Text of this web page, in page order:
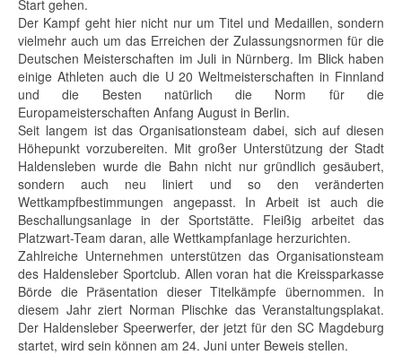
Start gehen.
Der Kampf geht hier nicht nur um Titel und Medaillen, sondern
vielmehr auch um das Erreichen der Zulassungsnormen für die
Deutschen Meisterschaften im Juli in Nürnberg. Im Blick haben
einige Athleten auch die U 20 Weltmeisterschaften in Finnland
und die Besten natürlich die Norm für die
Europameisterschaften Anfang August in Berlin.
Seit langem ist das Organisationsteam dabei, sich auf diesen
Höhepunkt vorzubereiten. Mit großer Unterstützung der Stadt
Haldensleben wurde die Bahn nicht nur gründlich gesäubert,
sondern auch neu liniert und so den veränderten
Wettkampfbestimmungen angepasst. In Arbeit ist auch die
Beschallungsanlage in der Sportstätte. Fleißig arbeitet das
Platzwart-Team daran, alle Wettkampfanlage herzurichten.
Zahlreiche Unternehmen unterstützen das Organisationsteam
des Haldensleber Sportclub. Allen voran hat die Kreissparkasse
Börde die Präsentation dieser Titelkämpfe übernommen. In
diesem Jahr ziert Norman Plischke das Veranstaltungsplakat.
Der Haldensleber Speerwerfer, der jetzt für den SC Magdeburg
startet, wird sein können am 24. Juni unter Beweis stellen.